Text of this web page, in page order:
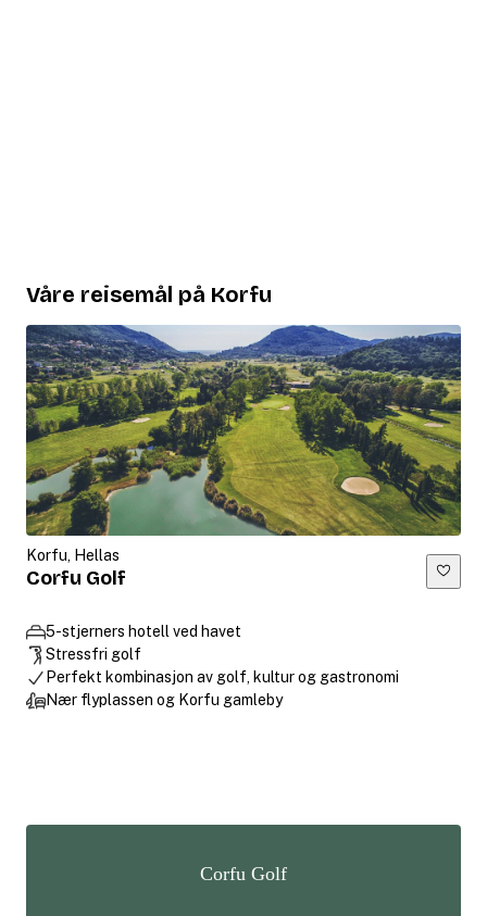
Våre reisemål på Korfu
Korfu, Hellas
Corfu Golf
5-stjerners hotell ved havet
Stressfri golf
Perfekt kombinasjon av golf, kultur og gastronomi
Nær flyplassen og Korfu gamleby
Corfu Golf